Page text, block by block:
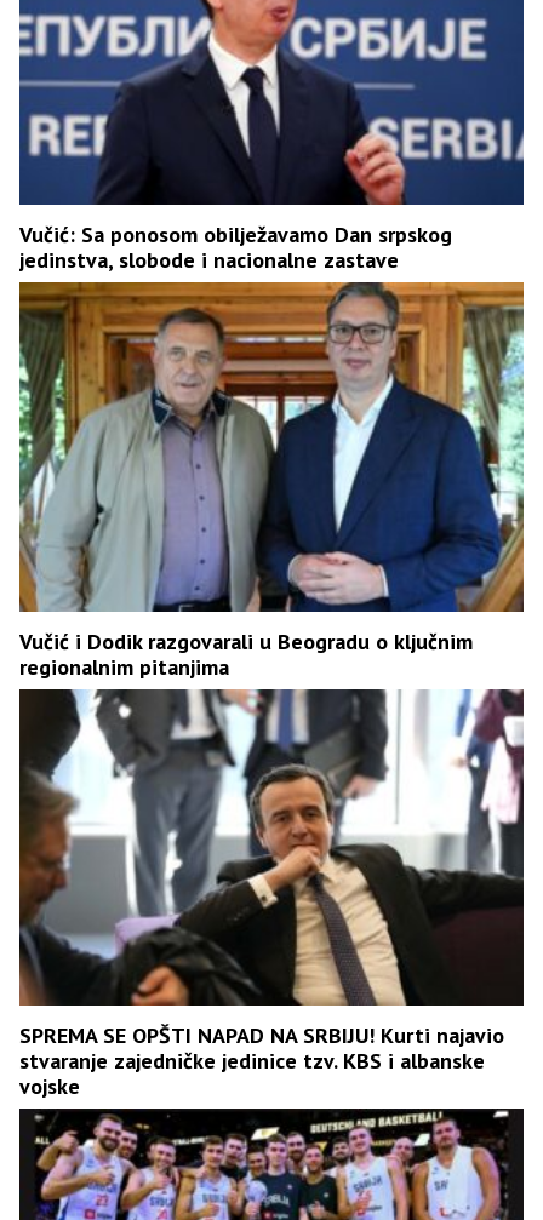
Vučić: Sa ponosom obilježavamo Dan srpskog
jedinstva, slobode i nacionalne zastave
Vučić i Dodik razgovarali u Beogradu o ključnim
regionalnim pitanjima
SPREMA SE OPŠTI NAPAD NA SRBIJU! Kurti najavio
stvaranje zajedničke jedinice tzv. KBS i albanske
vojske